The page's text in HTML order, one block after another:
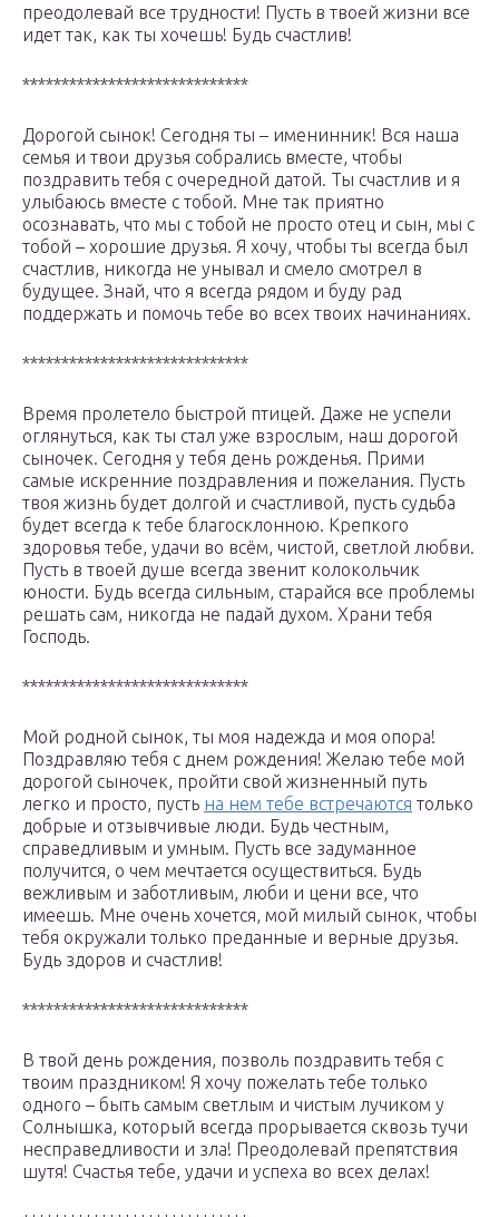
преодолевай все трудности! Пусть в твоей жизни все
идет так, как ты хочешь! Будь счастлив!
*****************************
Дорогой сынок! Сегодня ты – именинник! Вся наша
семья и твои друзья собрались вместе, чтобы
поздравить тебя с очередной датой. Ты счастлив и я
улыбаюсь вместе с тобой. Мне так приятно
осознавать, что мы с тобой не просто отец и сын, мы с
тобой – хорошие друзья. Я хочу, чтобы ты всегда был
счастлив, никогда не унывал и смело смотрел в
будущее. Знай, что я всегда рядом и буду рад
поддержать и помочь тебе во всех твоих начинаниях.
*****************************
Время пролетело быстрой птицей. Даже не успели
оглянуться, как ты стал уже взрослым, наш дорогой
сыночек. Сегодня у тебя день рожденья. Прими
самые искренние поздравления и пожелания. Пусть
твоя жизнь будет долгой и счастливой, пусть судьба
будет всегда к тебе благосклонною. Крепкого
здоровья тебе, удачи во всём, чистой, светлой любви.
Пусть в твоей душе всегда звенит колокольчик
юности. Будь всегда сильным, старайся все проблемы
решать сам, никогда не падай духом. Храни тебя
Господь.
*****************************
Мой родной сынок, ты моя надежда и моя опора!
Поздравляю тебя с днем рождения! Желаю тебе мой
дорогой сыночек, пройти свой жизненный путь
легко и просто, пусть на нем тебе встречаются только
добрые и отзывчивые люди. Будь честным,
справедливым и умным. Пусть все задуманное
получится, о чем мечтается осуществиться. Будь
вежливым и заботливым, люби и цени все, что
имеешь. Мне очень хочется, мой милый сынок, чтобы
тебя окружали только преданные и верные друзья.
Будь здоров и счастлив!
*****************************
В твой день рождения, позволь поздравить тебя с
твоим праздником! Я хочу пожелать тебе только
одного – быть самым светлым и чистым лучиком у
Солнышка, который всегда прорывается сквозь тучи
несправедливости и зла! Преодолевай препятствия
шутя! Счастья тебе, удачи и успеха во всех делах!